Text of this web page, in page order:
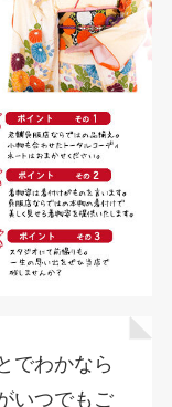
でわかなら
いつでもご